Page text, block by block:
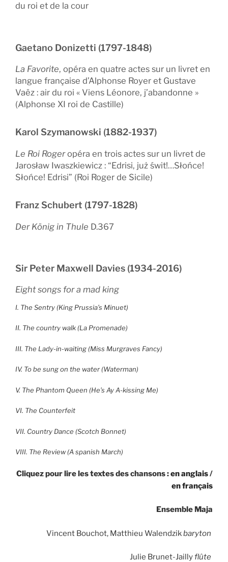
du roi et de la cour
Gaetano Donizetti (1797-1848)
La Favorite, opéra en quatre actes sur un livret en
langue française d’Alphonse Royer et Gustave
Vaëz : air du roi « Viens Léonore, j’abandonne »
(Alphonse XI roi de Castille)
Karol Szymanowski (1882-1937)
Le Roi Rogeropéra en trois actes sur un livret de
Jarosław Iwaszkiewicz : “Edrisi, już świt!…Słońce!
Słońce! Edrisi” (Roi Roger de Sicile)
Franz Schubert (1797-1828)
Der König in Thule D.367
Sir Peter Maxwell Davies (1934-2016)
Eight songs for a mad king
I. The Sentry (King Prussia’s Minuet)
II. The country walk (La Promenade)
III. The Lady-in-waiting (Miss Murgraves Fancy)
IV. To be sung on the water (Waterman)
V. The Phantom Queen (He’s Ay A-kissing Me)
VI. The Counterfeit
VII. Country Dance (Scotch Bonnet)
VIII. The Review (A spanish March)
Cliquez pour lire les textes des chansons :en anglais/
en français
Ensemble Maja
Vincent Bouchot, Matthieu Walendzikbaryton
Julie Brunet-Jaillyflûte